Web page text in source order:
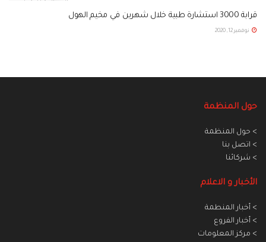
قرابة 3000 استشارة طبية خلال شهرين في مخيم الهول
نوفمبر 12, 2020
حول المنظمة
> حول المنظمة
> اتصل بنا
> شركائنا
الأخبار و الاعلام
> أخبار المنطمة
> أخبار الفروع
> مركز المعلومات